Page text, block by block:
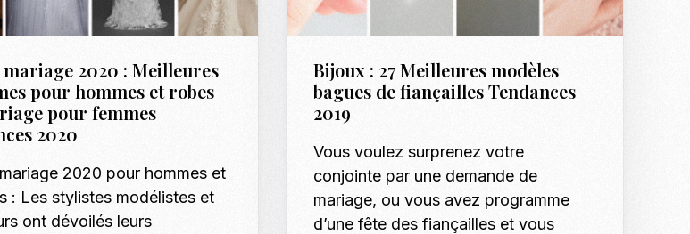
mariage 2020 : Meilleures
pour hommes et robes
pour femmes
2020
2020 pour hommes et
: Les stylistes modélistes et
ont dévoilés leurs
Bijoux : 27 Meilleures modèles
bagues de fiançailles Tendances
2019
Vous voulez surprenez votre
conjointe par une demande de
mariage, ou vous avez programme
d’une fête des fiançailles et vous